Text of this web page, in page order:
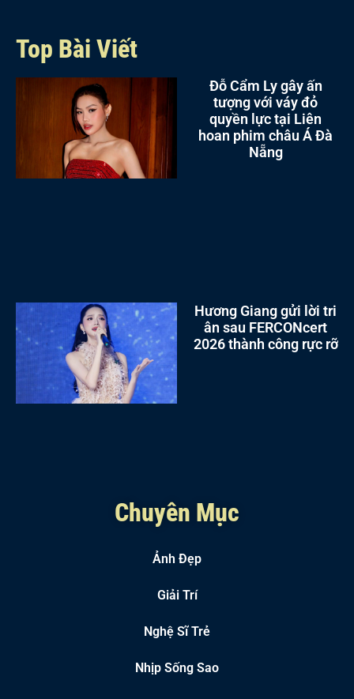
Top Bài Viết
Đỗ Cẩm Ly gây ấn
tượng với váy đỏ
quyền lực tại Liên
hoan phim châu Á Đà
Nẵng
Hương Giang gửi lời tri
ân sau FERCONcert
2026 thành công rực rỡ
Chuyên Mục
Ảnh Đẹp
Giải Trí
Nghệ Sĩ Trẻ
Nhịp Sống Sao